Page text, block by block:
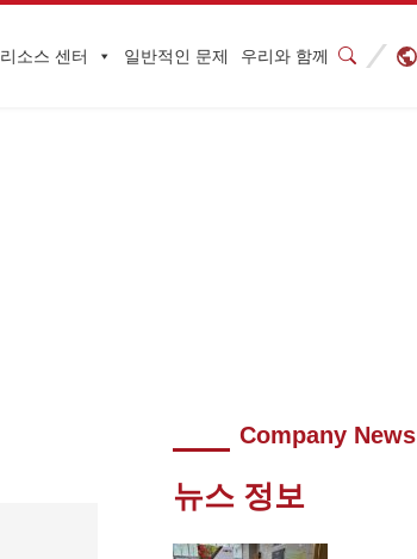
리소스 센터 일반적인 문제 우리와 함께
Company News
뉴스 정보